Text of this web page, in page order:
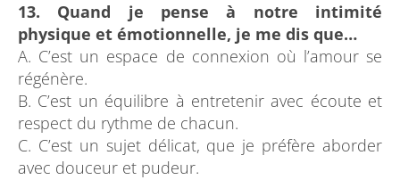
13. Quand je pense à notre intimité
physique et émotionnelle, je me dis que…
A. C’est un espace de connexion où l’amour se
régénère.
B. C’est un équilibre à entretenir avec écoute et
respect du rythme de chacun.
C. C’est un sujet délicat, que je préfère aborder
avec douceur et pudeur.